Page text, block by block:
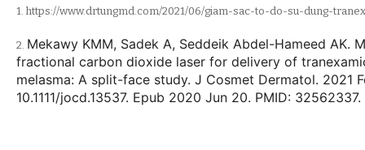
1. https://www.drtungmd.com/2021/06/giam-sac-to-do-su-dung-
2. Mekawy KMM, Sadek A, Seddeik Abdel-Hameed AK.
fractional carbon dioxide laser for delivery of
melasma: A split-face study. J Cosmet Dermatol. 2021
10.1111/jocd.13537. Epub 2020 Jun 20. PMID: 32562337.